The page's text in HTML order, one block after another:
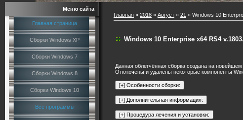
Меню сайта
Главная страница
Сборки Windows XP
Сборки Windows 7
Сборки Windows 8
Сборки Windows 10
Все программы
Главная » 2018 » Август » 21 » Windows 10
Windows 10 Enterprise x64 RS4
Данная облегчённая сборка создана на
Отключены и удалены некоторые компоненты